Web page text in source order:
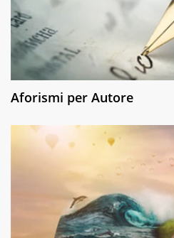
Aforismi per Autore